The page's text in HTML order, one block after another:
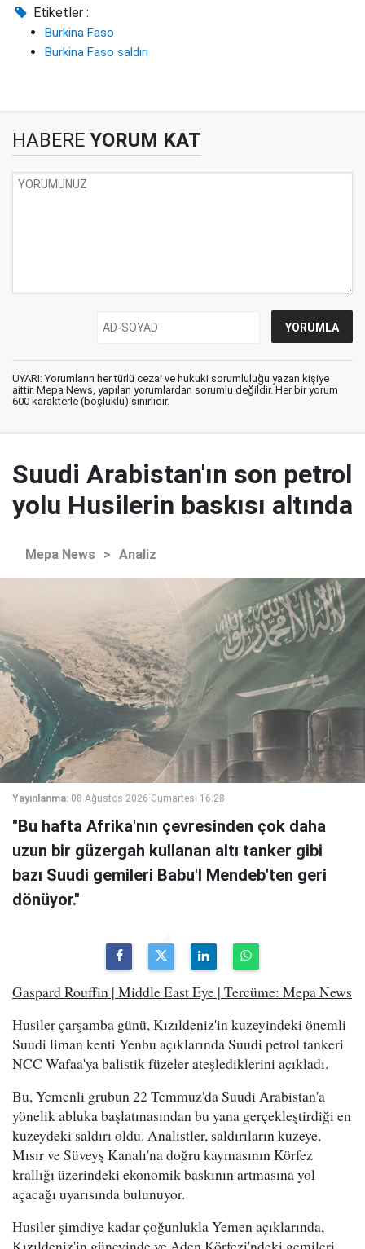
Etiketler :
Burkina Faso
Burkina Faso saldırı
HABERE YORUM KAT
UYARI: Yorumların her türlü cezai ve hukuki sorumluluğu yazan kişiye
aittir. Mepa News, yapılan yorumlardan sorumlu değildir. Her bir yorum
600 karakterle (boşluklu) sınırlıdır.
Suudi Arabistan'ın son petrol
yolu Husilerin baskısı altında
Mepa News > Analiz
Yayınlanma: 08 Ağustos 2026 Cumartesi 16:28
"Bu hafta Afrika'nın çevresinden çok daha
uzun bir güzergah kullanan altı tanker gibi
bazı Suudi gemileri Babu'l Mendeb'ten geri
dönüyor."
Gaspard Rouffin | Middle East Eye | Tercüme: Mepa News
Husiler çarşamba günü, Kızıldeniz'in kuzeyindeki önemli
Suudi liman kenti Yenbu açıklarında Suudi petrol tankeri
NCC Wafaa'ya balistik füzeler ateşlediklerini açıkladı.
Bu, Yemenli grubun 22 Temmuz'da Suudi Arabistan'a
yönelik abluka başlatmasından bu yana gerçekleştirdiği en
kuzeydeki saldırı oldu. Analistler, saldırıların kuzeye,
Mısır ve Süveyş Kanalı'na doğru kaymasının Körfez
krallığı üzerindeki ekonomik baskının artmasına yol
açacağı uyarısında bulunuyor.
Husiler şimdiye kadar çoğunlukla Yemen açıklarında,